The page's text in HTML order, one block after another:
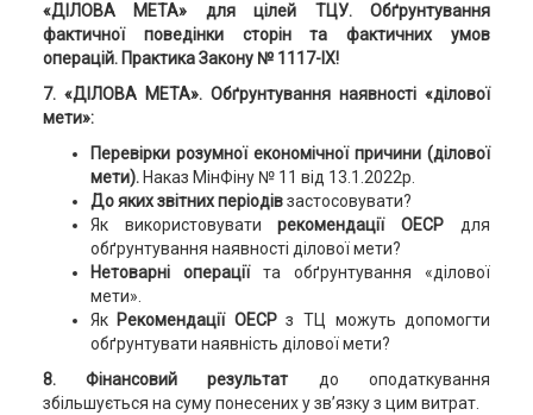
«ДІЛОВА МЕТА» для цілей ТЦУ. Обґрунтування
фактичної поведінки сторін та фактичних умов
операцій. Практика Закону № 1117-IX!
7. «ДІЛОВА МЕТА».Обґрунтування наявності «ділової
мети»:
Перевірки розумної економічної причини (ділової
мети). Наказ МінФіну № 11 від 13.1.2022р.
До яких звітних періодівзастосовувати?
Як використовуватирекомендації ОЕСР для
обґрунтування наявності ділової мети?
Нетоварні операції та обґрунтування «ділової
мети».
ЯкРекомендації ОЕСРз ТЦ можуть допомогти
обґрунтувати наявність ділової мети?
8. Фінансовий результат до оподаткування
збільшується на суму понесених у зв’язку з цим витрат.